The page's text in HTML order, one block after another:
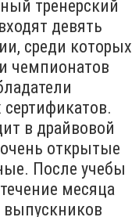
тренерский
девять
среди которых
чемпионатов
в драйвовой
открытые
После учебы
месяца